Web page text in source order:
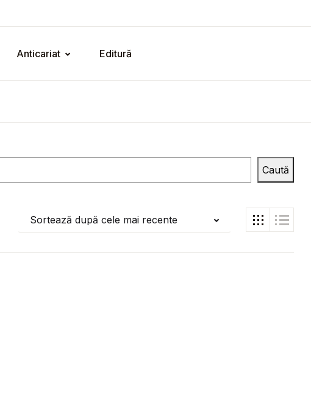
Anticariat Editură
Caută
Sortează după cele mai recente